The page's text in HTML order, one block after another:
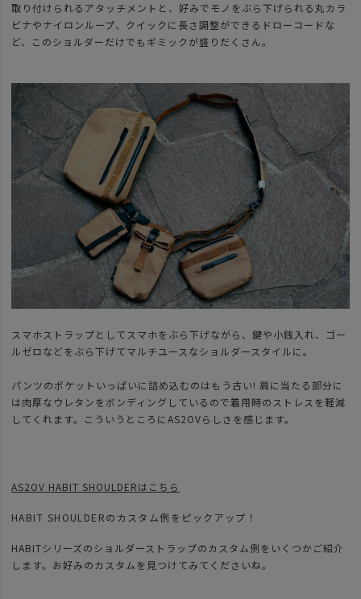
取り付けられるアタッチメントと、好みでモノをぶら下げられる丸カラ
ビナやナイロンループ、クイックに長さ調整ができるドローコードな
ど、このショルダーだけでもギミックが盛りだくさん。
スマホストラップとしてスマホをぶら下げながら、鍵や小銭入れ、ゴー
ルゼロなどをぶら下げてマルチユースなショルダースタイルに。
パンツのポケットいっぱいに詰め込むのはもう古い! 肩に当たる部分に
は肉厚なウレタンをボンディングしているので着用時のストレスを軽減
してくれます。こういうところにAS2OVらしさを感じます。
AS2OV HABIT SHOULDERはこちら
HABIT SHOULDERのカスタム例をピックアップ！
HABITシリーズのショルダーストラップのカスタム例をいくつかご紹介
します。お好みのカスタムを見つけてみてくださいね。